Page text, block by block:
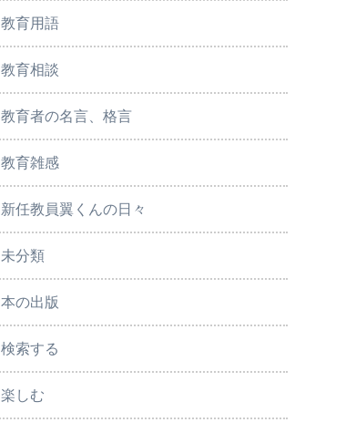
教育用語
教育相談
教育者の名言、格言
教育雑感
新任教員翼くんの日々
未分類
本の出版
検索する
楽しむ